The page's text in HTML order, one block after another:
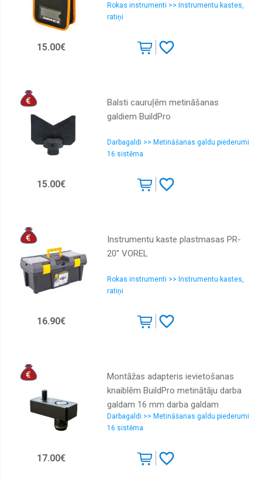
Rokas instrumenti >> Instrumentu kastes,
ratiņi
15.00€
Balsti cauruļēm metināšanas
galdiem BuildPro
Darbagaldi >> Metināšanas galdu piederumi
16 sistēma
15.00€
Instrumentu kaste plastmasas PR-
20'' VOREL
Rokas instrumenti >> Instrumentu kastes,
ratiņi
16.90€
Montāžas adapteris ievietošanas
knaiblēm BuildPro metinātāju darba
galdam 16 mm darba galdam
Darbagaldi >> Metināšanas galdu piederumi
16 sistēma
17.00€